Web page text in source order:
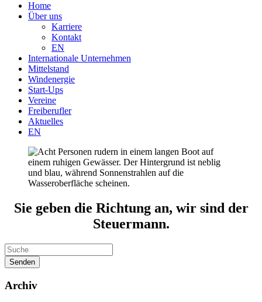
Home
Über uns
Karriere
Kontakt
EN
Internationale Unternehmen
Mittelstand
Windenergie
Start-Ups
Vereine
Freiberufler
Aktuelles
EN
Sie geben die Richtung an, wir sind der
Steuermann.
Senden
Archiv